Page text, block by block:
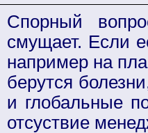
Спорный
смущает. Если
например на
берутся
и глобальные
отсуствие